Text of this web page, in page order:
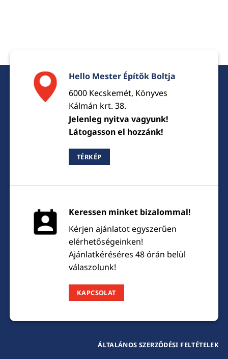
Hello Mester Építők Boltja
6000 Kecskemét, Könyves
Kálmán krt. 38.
Jelenleg nyitva vagyunk!
Látogasson el hozzánk!
TÉRKÉP
Keressen minket bizalommal!
Kérjen ajánlatot egyszerűen
elérhetőségeinken!
Ajánlatkéréséres 48 órán belül
válaszolunk!
KAPCSOLAT
ÁLTALÁNOS SZERZŐDÉSI FELTÉTELEK